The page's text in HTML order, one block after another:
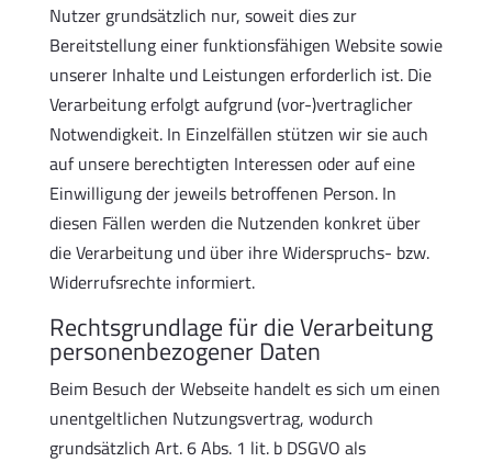
Nutzer grundsätzlich nur, soweit dies zur
Bereitstellung einer funktionsfähigen Website sowie
unserer Inhalte und Leistungen erforderlich ist. Die
Verarbeitung erfolgt aufgrund (vor-)vertraglicher
Notwendigkeit. In Einzelfällen stützen wir sie auch
auf unsere berechtigten Interessen oder auf eine
Einwilligung der jeweils betroffenen Person. In
diesen Fällen werden die Nutzenden konkret über
die Verarbeitung und über ihre Widerspruchs- bzw.
Widerrufsrechte informiert.
Rechtsgrundlage für die Verarbeitung
personenbezogener Daten
Beim Besuch der Webseite handelt es sich um einen
unentgeltlichen Nutzungsvertrag, wodurch
grundsätzlich Art. 6 Abs. 1 lit. b DSGVO als